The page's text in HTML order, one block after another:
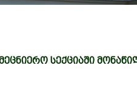
სექციაში